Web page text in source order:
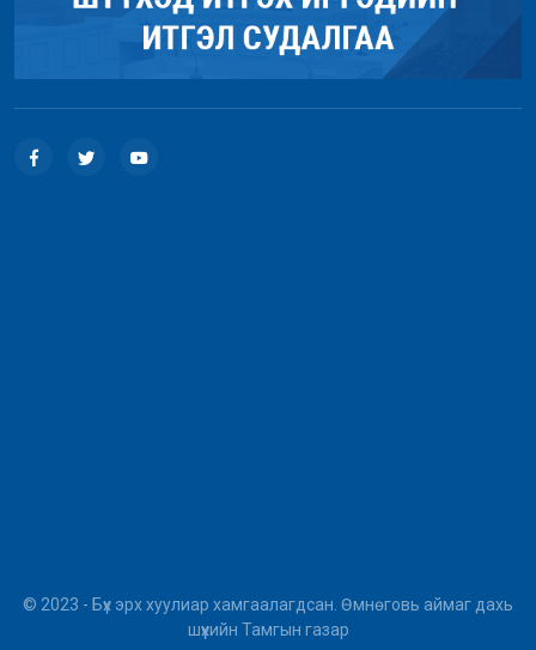
© 2023 - Бүх эрх хуулиар хамгаалагдсан. Өмнөговь аймаг дахь
шүүхийн Тамгын газар